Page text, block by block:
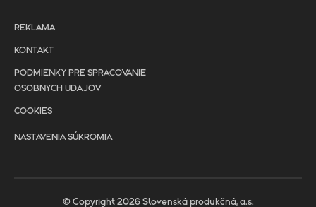
REKLAMA
KONTAKT
PODMIENKY PRE SPRACOVANIE
OSOBNYCH UDAJOV
COOKIES
NASTAVENIA SÚKROMIA
© Copyright 2026 Slovenská produkčná, a.s.